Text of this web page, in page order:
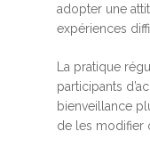
adopter une
expériences
La pratique
participants
bienveillance
de les modifier